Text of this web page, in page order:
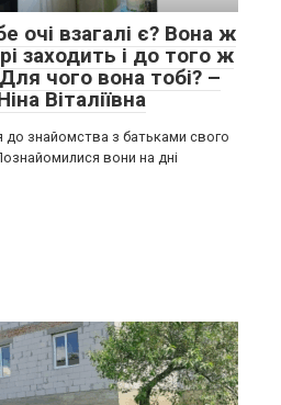
очі взагалі є? Вона ж
заходить і до того ж
чого вона тобі? –
Віталіївна
до знайомства з батьками свого
вони на дні